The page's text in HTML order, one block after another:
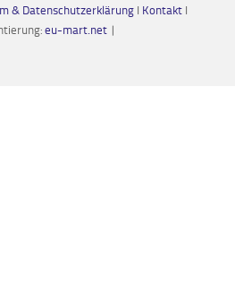
& Datenschutzerklärung I Kontakt I
eu-mart.net |